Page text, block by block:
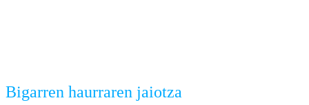
Bigarren haurraren jaiotza